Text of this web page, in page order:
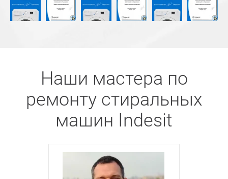
Наши мастера по
ремонту стиральных
машин Indesit